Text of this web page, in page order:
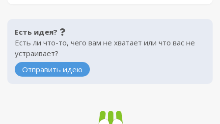
Есть идея?
Есть ли что-то, чего вам не хватает или что вас не
устраивает?
Отправить идею